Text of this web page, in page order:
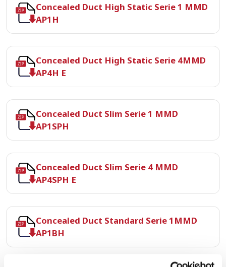
Concealed Duct High Static Serie 1 MMD
AP1H
Concealed Duct High Static Serie 4MMD
AP4H E
Concealed Duct Slim Serie 1 MMD
AP1SPH
Concealed Duct Slim Serie 4 MMD
AP4SPH E
Concealed Duct Standard Serie 1MMD
AP1BH